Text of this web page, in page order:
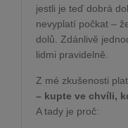
jestli je teď dobrá
nevyplatí počkat –
dolů. Zdánlivě
lidmi pravidelně.
Z mé zkušenosti
– kupte ve chvíli,
A tady je proč: